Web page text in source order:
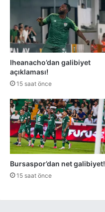
Iheanacho’dan galibiyet
açıklaması!
15 saat önce
Bursaspor’dan net galibiyet!
15 saat önce